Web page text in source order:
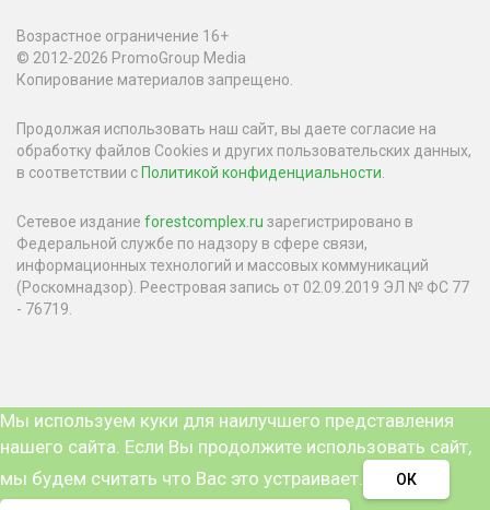
Возрастное ограничение 16+
© 2012-2026 PromoGroup Media
Копирование материалов запрещено.
Продолжая использовать наш сайт, вы даете согласие на
обработку файлов Cookies и других пользовательских данных,
в соответствии сПолитикой конфиденциальности
Сетевое издание forestcomplex.ru зарегистрировано в
Федеральной службе по надзору в сфере связи,
информационных технологий и массовых коммуникаций
(Роскомнадзор). Реестровая запись от 02.09.2019 ЭЛ № ФС 77
- 76719.
Мы используем куки для наилучшего представления
нашего сайта. Если Вы продолжите использовать сайт,
мы будем считать что Вас это устраивает.
ОК